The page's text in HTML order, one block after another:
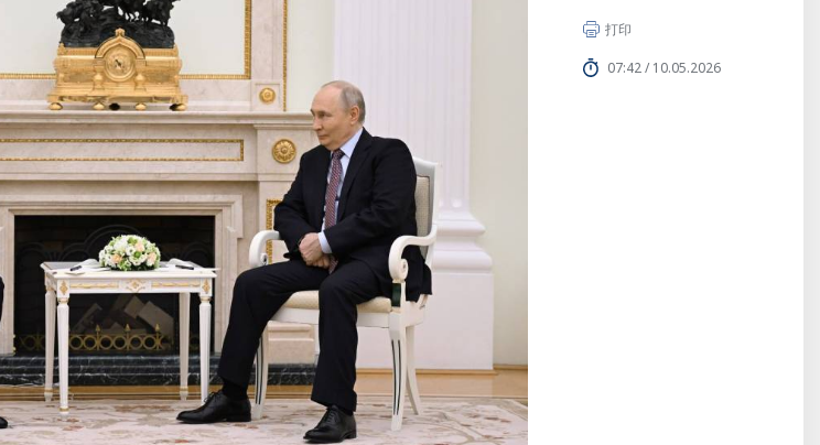
打印
07:42 / 10.05.2026